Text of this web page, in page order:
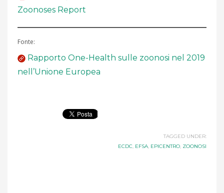
Zoonoses Report
Fonte:
Rapporto One-Health sulle zoonosi nel 2019
nell’Unione Europea
TAGGED UNDER:
ECDC, EFSA, EPICENTRO, ZOONOSI